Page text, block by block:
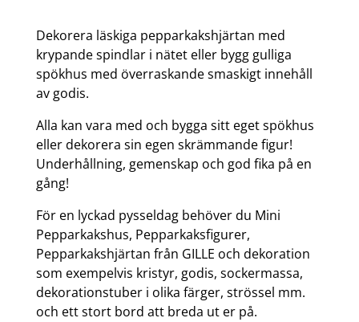
Dekorera läskiga pepparkakshjärtan med
krypande spindlar i nätet eller bygg gulliga
spökhus med överraskande smaskigt innehåll
av godis.
Alla kan vara med och bygga sitt eget spökhus
eller dekorera sin egen skrämmande figur!
Underhållning, gemenskap och god fika på en
gång!
För en lyckad pysseldag behöver du Mini
Pepparkakshus, Pepparkaksfigurer,
Pepparkakshjärtan från GILLE och dekoration
som exempelvis kristyr, godis, sockermassa,
dekorationstuber i olika färger, strössel mm.
och ett stort bord att breda ut er på.